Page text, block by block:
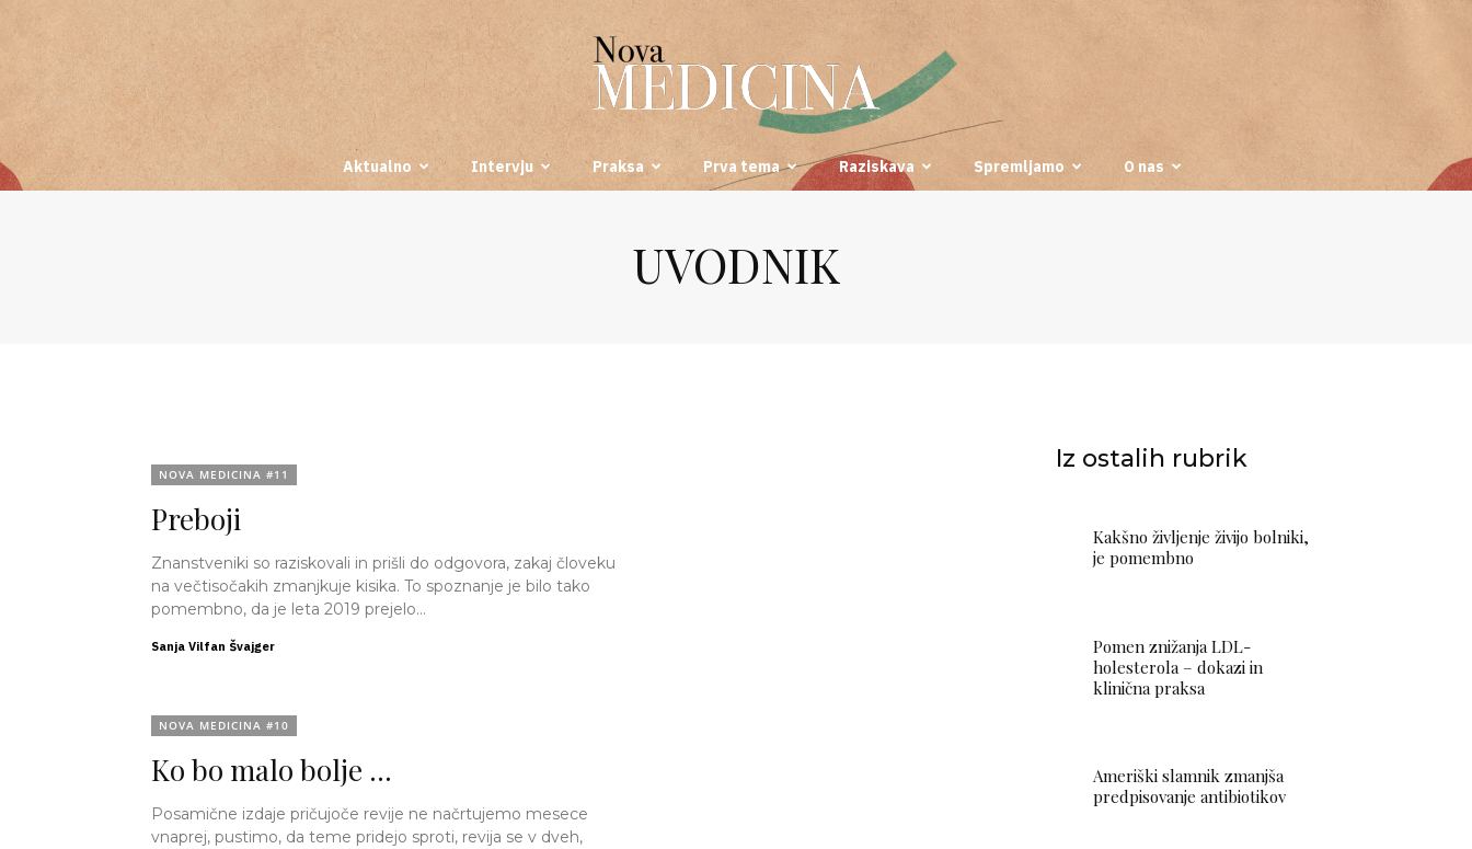
Nova
Aktualno Intervju Praksa Prva tema Raziskava Spremljamo O nas
UVODNIK
NOVA MEDICINA #11
Preboji
Znanstveniki so raziskovali in prišli do odgovora, zakaj človeku
na večtisočakih zmanjkuje kisika. To spoznanje je bilo tako
pomembno, da je leta 2019 prejelo...
Sanja Vilfan Švajger
NOVA MEDICINA #10
Ko bo malo bolje …
Posamične izdaje pričujoče revije ne načrtujemo mesece
vnaprej, pustimo, da teme pridejo sproti, revija se v dveh,
Iz ostalih rubrik
Kakšno življenje živijo bolniki,
je pomembno
Pomen znižanja LDL-
holesterola – dokazi in
klinična praksa
Ameriški slamnik zmanjša
predpisovanje antibiotikov